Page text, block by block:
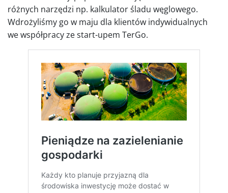
różnych narzędzi np. kalkulator śladu węglowego.
Wdrożyliśmy go w maju dla klientów indywidualnych
we współpracy ze start-upem TerGo.